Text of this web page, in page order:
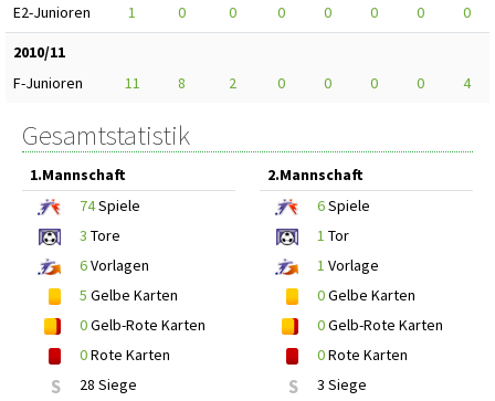
E2-Junioren
1 0 0 0 0 0 0
0
2010/11
F-Junioren
11 8 2 0 0 0 0 4
Gesamtstatistik
1.Mannschaft
74Spiele
3 Tore
6Vorlagen
5 Gelbe Karten
0Gelb-Rote Karten
0Rote Karten
S 28 Siege
2.Mannschaft
6Spiele
1 Tor
1 Vorlage
0Gelbe Karten
0Gelb-Rote Karten
0Rote Karten
S 3 Siege